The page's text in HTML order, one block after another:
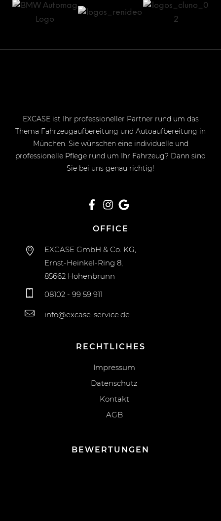
EXCASE ist Ihr professioneller Partner rund um das
Thema Fahrzeugaufbereitung und Autoaufbereitung in
München. Sie wünschen eine individuelle und
professionelle Pflege rund um Ihr Fahrzeug? Dann sind
Sie bei uns genau richtig!
OFFICE
EXCASE GmbH & Co. KG,
Ernst-Heinkel-Ring 8,
85662 Hohenbrunn
08102 - 99 59 911
info@excase-service.de
RECHTLICHES
Impressum
Datenschutz
Kontakt
AGB
BEWERTUNGEN